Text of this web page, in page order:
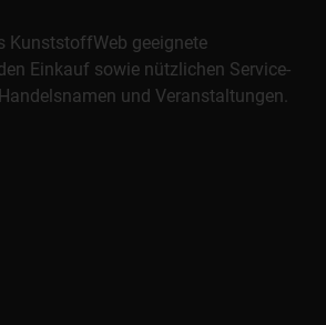
KunststoffWeb geeignete
Einkauf sowie nützlichen Service-
und Veranstaltungen.